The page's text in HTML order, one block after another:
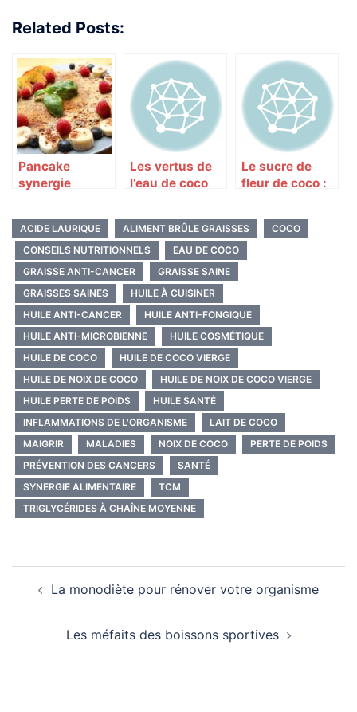
Related Posts:
Pancake
synergie
Les vertus de
l’eau de coco
Le sucre de
fleur de coco :
calorique et
bon pour la
ACIDE LAURIQUE ALIMENT BRÛLE GRAISSES
COCO
CONSEILS NUTRITIONNELS
EAU DE COCO
GRAISSE ANTI-CANCER
GRAISSE SAINE
GRAISSES SAINES
HUILE À CUISINER
HUILE ANTI-CANCER
HUILE ANTI-FONGIQUE
HUILE ANTI-MICROBIENNE
HUILE COSMÉTIQUE
HUILE DE COCO
HUILE DE COCO VIERGE
HUILE DE NOIX DE COCO
HUILE DE NOIX DE COCO VIERGE
HUILE PERTE DE POIDS
HUILE SANTÉ
INFLAMMATIONS DE L'ORGANISME
LAIT DE COCO
MAIGRIR
MALADIES NOIX DE COCO
PERTE DE POIDS
PRÉVENTION DES CANCERS
SANTÉ
SYNERGIE ALIMENTAIRE
TCM
TRIGLYCÉRIDES À CHAÎNE MOYENNE
d’article
La monodiète pour rénover votre organisme
Les méfaits des boissons sportives